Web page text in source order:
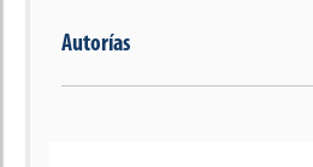
Autorías